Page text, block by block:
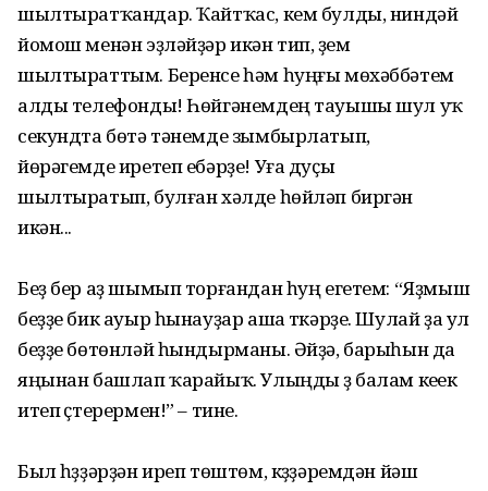
шылтыратҡандар. Ҡайтҡас, кем булды, ниндәй
йомош менән эҙ­ләй­ҙәр икән тип, үҙем
шылтыраттым. Беренсе һәм һуңғы мөхәббәтем
алды телефонды! Һөйгәнемдең тауышы шул уҡ
секундта бөтә тәнемде зымбырлатып,
йөрәгемде иретеп ебәрҙе! Уға дуҫы
шылтыратып, булған хәлде һөйләп биргән
икән...
Беҙ бер аҙ шымып торғандан һуң егетем: “Яҙмыш
беҙҙе бик ауыр һы­нау­ҙар аша үткәр­ҙе. Шулай ҙа ул
беҙҙе бөтөнләй һындырманы. Әйҙә, барыһын да
яңынан башлап ҡарайыҡ. Улыңды үҙ балам кеүек
итеп үҫтерермен!” – тине.
Был һүҙҙәрҙән иреп төштөм, күҙҙәремдән йәш